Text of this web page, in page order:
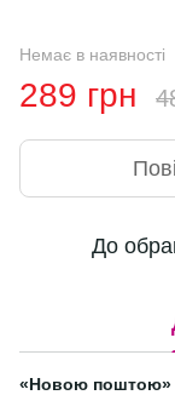
Немає в наявності
289 грн
До
«Новою поштою»